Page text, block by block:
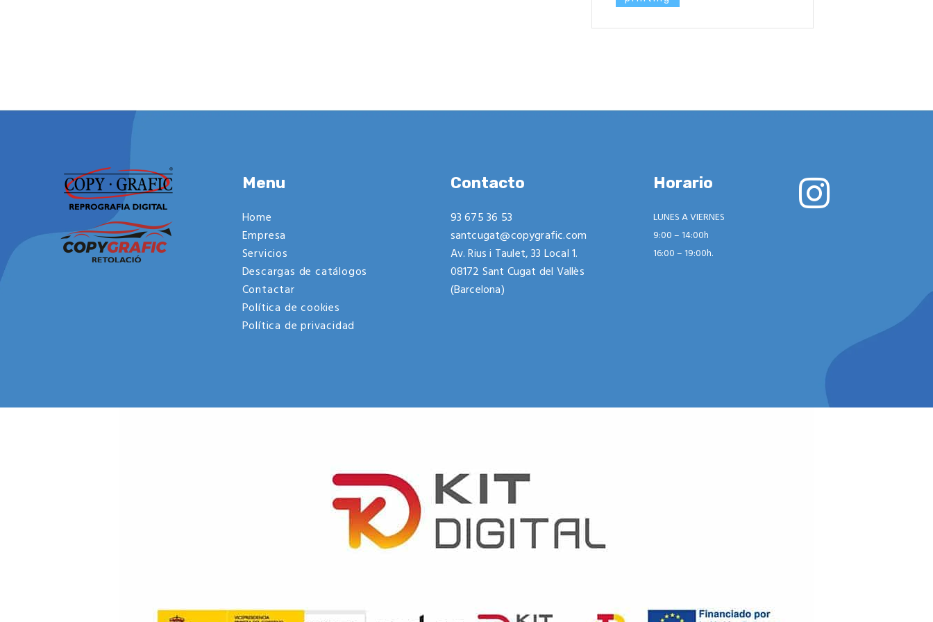
Menu
Home
Empresa
Servicios
Descargas de catálogos
Contactar
Política de cookies
Política de privacidad
Contacto
93 675 36 53
santcugat@copygrafic.com
Av. Rius i Taulet, 33 Local 1.
08172 Sant Cugat del Vallès
(Barcelona)
Horario
LUNES A VIERNES
9:00 – 14:00h
16:00 – 19:00h.